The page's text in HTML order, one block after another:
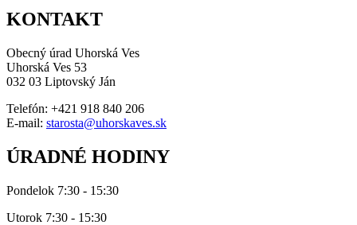
KONTAKT
Obecný úrad Uhorská Ves
Uhorská Ves 53
032 03 Liptovský Ján
Telefón: +421 918 840 206
E-mail: starosta@uhorskaves.sk
ÚRADNÉ HODINY
Pondelok 7:30 - 15:30
Utorok 7:30 - 15:30